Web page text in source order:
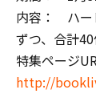
内容： ハー
ずつ、合計
特集ページ
http://